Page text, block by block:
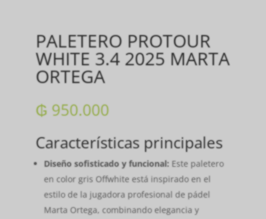
PALETERO PROTOUR
WHITE 3.4 2025 MARTA
ORTEGA
₲ 950.000
Características principales
Diseño sofisticado y funcional:Este paletero
en color gris Offwhite está inspirado en el
estilo de la jugadora profesional de pádel
Marta Ortega, combinando elegancia y